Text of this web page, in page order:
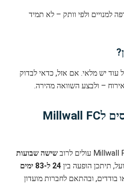
למנויים ולפי וותק – לא תמיד
עוד יש מלאי. אם אזל, כדאי לבדוק
– ולבצע השוואה מהירה.
אז מתי עולים כרטיסים לMillwall FC
שישה שבועות
תיתכן הופעה בין 24 ל-83 ימים
ובהתאם לחברות מועדון